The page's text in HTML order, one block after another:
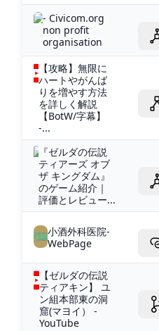
- Civicom.org
non profit
organisation
【攻略】無限に
ハートやがんば
りを増やす方法
を詳しく解説
【BotW/字幕】
-...
『ゼルダの伝説
ティアーズ オブ
ザ キングダム』
のゲーム紹介｜
評価とレビュー...
小酒外科医院-
WebPage
【ゼルダの伝説
ティアキン】 ユ
ン組本部東の洞
窟(マヨイ） -
YouTube